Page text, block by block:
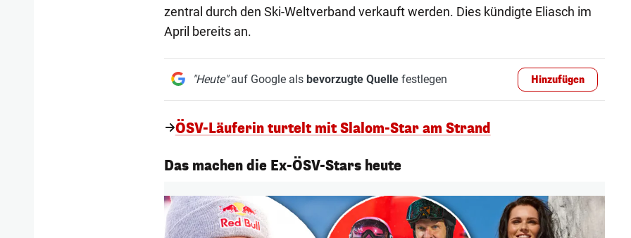
zentral durch den Ski-Weltverband verkauft werden. Dies kündigte Eliasch im
April bereits an.
"Heute"auf Google als bevorzugte Quellefestlegen Hinzufügen
ÖSV-Läuferin turtelt mit Slalom-Star am Strand
Das machen die Ex-ÖSV-Stars heute
1/24